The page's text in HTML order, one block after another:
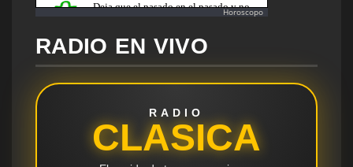
Horoscopo
RADIO EN VIVO
RADIO
CLASICA